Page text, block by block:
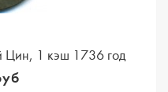
Цин, 1 кэш 1736 год